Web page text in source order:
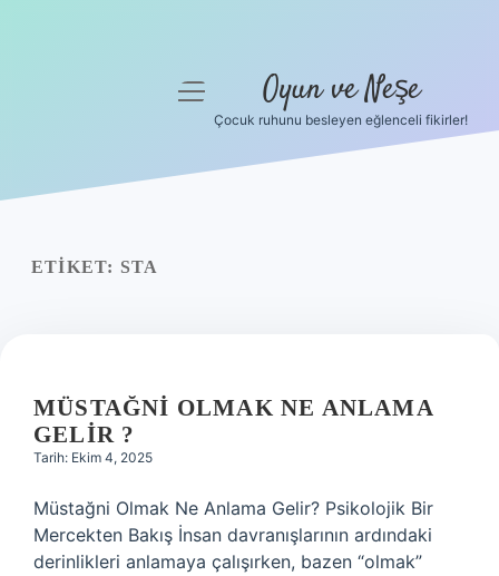
Yasal Uyarı
menüyü
Oyun ve Neşe
Çocuk ruhunu besleyen eğlenceli fikirler!
ETIKET: STA
MÜSTAĞNI OLMAK NE ANLAMA
GELIR ?
Tarih: Ekim 4, 2025
Müstağni Olmak Ne Anlama Gelir? Psikolojik Bir
Mercekten Bakış İnsan davranışlarının ardındaki
derinlikleri anlamaya çalışırken, bazen “olmak”